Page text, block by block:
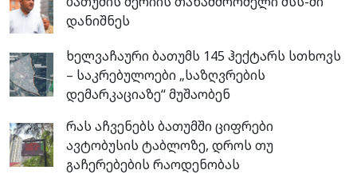
დანიშნეს
ხელვაჩაური ბათუმს 145 ჰექტარს სთხოვს
– საკრებულოები „საზღვრების
დემარკაციაზე“ მუშაობენ
რას აჩვენებს ბათუმში ციფრები
ავტობუსის ტაბლოზე, დროს თუ
გაჩერებების რაოდენობას